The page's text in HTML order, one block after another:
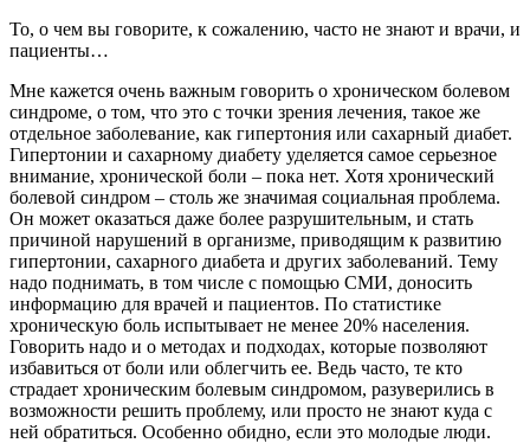
То, о чем вы говорите, к сожалению, часто не знают и врачи, и
пациенты…
Мне кажется очень важным говорить о хроническом болевом
синдроме, о том, что это с точки зрения лечения, такое же
отдельное заболевание, как гипертония или сахарный диабет.
Гипертонии и сахарному диабету уделяется самое серьезное
внимание, хронической боли – пока нет. Хотя хронический
болевой синдром – столь же значимая социальная проблема.
Он может оказаться даже более разрушительным, и стать
причиной нарушений в организме, приводящим к развитию
гипертонии, сахарного диабета и других заболеваний. Тему
надо поднимать, в том числе с помощью СМИ, доносить
информацию для врачей и пациентов. По статистике
хроническую боль испытывает не менее 20% населения.
Говорить надо и о методах и подходах, которые позволяют
избавиться от боли или облегчить ее. Ведь часто, те кто
страдает хроническим болевым синдромом, разуверились в
возможности решить проблему, или просто не знают куда с
ней обратиться. Особенно обидно, если это молодые люди.